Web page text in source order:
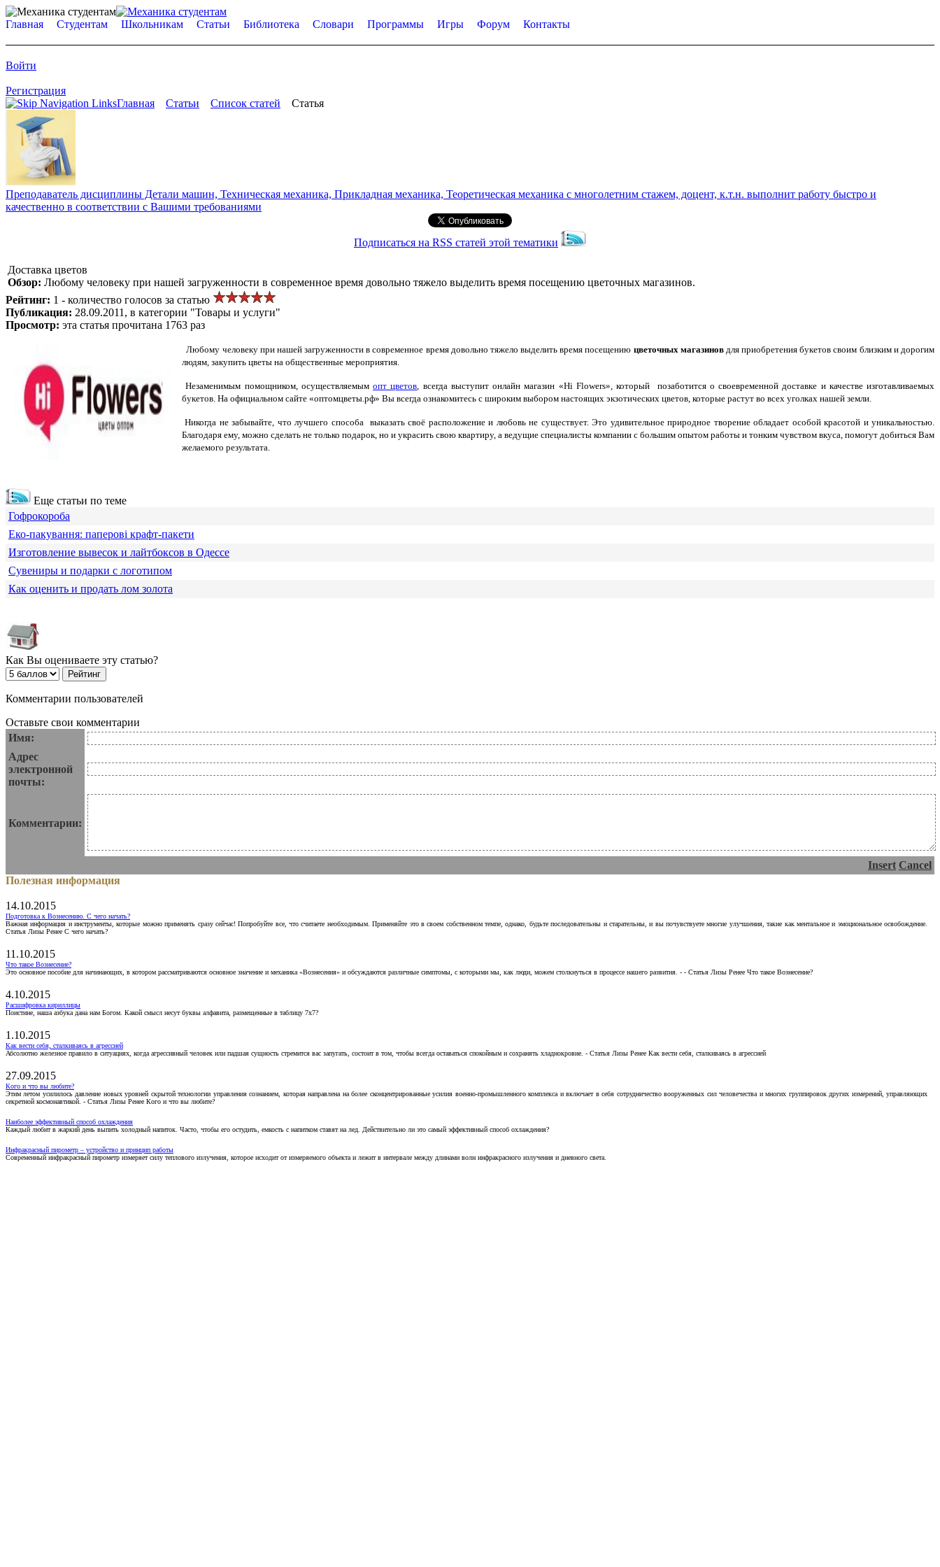
Главная Студентам Школьникам Статьи Библиотека Словари Программы Игры Форум Контакты
Войти
Регистрация
Главная
Статьи Список статей Статья
Преподаватель дисциплины Детали машин, Техническая механика, Прикладная механика, Теоретическая механика с многолетним стажем, доцент, к.т.н. выполнит работу быстро и
качественно в соответствии с Вашими требованиями
Подписаться на RSS статей этой тематики
Доставка цветов
Обзор: Любому человеку при нашей загруженности в современное время довольно тяжело выделить время посещению цветочных магазинов.
Рейтинг: 1 - количество голосов за статью
Публикация: 28.09.2011, в категории "Товары и услуги"
Просмотр: эта статья прочитана 1763 раз
Любому человеку при нашей загруженности в современное время довольно тяжело выделить время посещению цветочных магазиновдля приобретения букетов своим близким и дорогим
людям, закупить цветы на общественные мероприятия.
Незаменимым помощником, осуществляемым опт цветов , всегда выступит онлайн магазин «Hi Flowers», который позаботится о своевременной доставке и качестве изготавливаемых
букетов. На официальном сайте «оптомцветы.рф» Вы всегда ознакомитесь с широким выбором настоящих экзотических цветов, которые растут во всех уголках нашей земли.
Никогда не забывайте, что лучшего способа выказать своё расположение и любовь не существует. Это удивительное природное творение обладает особой красотой и уникальностью.
Благодаря ему, можно сделать не только подарок, но и украсить свою квартиру, а ведущие специалисты компании с большим опытом работы и тонким чувством вкуса, помогут добиться Вам
желаемого результата.
Еще статьи по теме
Гофрокороба
Еко-пакування: паперові крафт-пакети
Изготовление вывесок и лайтбоксов в Одессе
Сувениры и подарки с логотипом
Как оценить и продать лом золота
Как Вы оцениваете эту статью?
Комментарии пользователей
Оставьте свои комментарии
Имя:
Адрес
электронной
почты:
Комментарии:
Insert Cancel
Полезная информация
14.10.2015
Подготовка к Вознесению. С чего начать?
Важная информация и инструменты, которые можно применять сразу сейчас! Попробуйте все, что считаете необходимым. Применяйте это в своем собственном темпе, однако, будьте последовательны и старательны, и вы почувствуете многие улучшения, такие как ментальное и эмоциональное освобождение.
Статья Лизы Ренее С чего начать?
11.10.2015
Что такое Вознесение?
Это основное пособие для начинающих, в котором рассматриваются основное значение и механика «Вознесения» и обсуждаются различные симптомы, с которыми мы, как люди, можем столкнуться в процессе нашего развития. - - Статья Лизы Ренее Что такое Вознесение?
4.10.2015
Расшифровка кириллицы
Поистине, наша азбука дана нам Богом. Какой смысл несут буквы алфавита, размещенные в таблицу 7х7?
1.10.2015
Как вести себя, сталкиваясь в агрессией
Абсолютно железное правило в ситуациях, когда агрессивный человек или падшая сущность стремится вас запугать, состоит в том, чтобы всегда оставаться спокойным и сохранять хладнокровие. - Статья Лизы Ренее Как вести себя, сталкиваясь в агрессией
27.09.2015
Кого и что вы любите?
Этим летом усилилось давление новых уровней скрытой технологии управления сознанием, которая направлена на более сконцентрированные усилия военно-промышленного комплекса и включает в себя сотрудничество вооруженных сил человечества и многих группировок других измерений, управляющих
секретной космонавтикой. - Статья Лизы Ренее Кого и что вы любите?
Наиболее эффективный способ охлаждения
Каждый любит в жаркий день выпить холодный напиток. Часто, чтобы его остудить, емкость с напитком ставят на лед. Действительно ли это самый эффективный способ охлаждения?
Инфракрасный пирометр – устройство и принцип работы
Современный инфракрасный пирометр измеряет силу теплового излучения, которое исходит от измеряемого объекта и лежит в интервале между длинами волн инфракрасного излучения и дневного света.